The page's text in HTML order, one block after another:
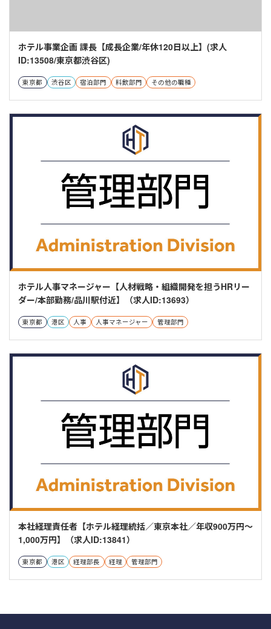
ホテル事業企画 課長【成長企業/年休120日以上】(求人
ID:13508/東京都渋谷区)
東京都 渋谷区 宿泊部門 料飲部門 その他の職種
ホテル人事マネージャー【人材戦略・組織開発を担うHRリー
ダー/本部勤務/品川駅付近】（求人ID:13693）
東京都 港区 人事 人事マネージャー 管理部門
本社経理責任者【ホテル経理統括／東京本社／年収900万円～
1,000万円】（求人ID:13841）
東京都 港区 経理部長 経理 管理部門